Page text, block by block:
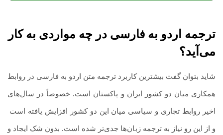
ترجمه اردو به فارسی در چه مواردی به کار
می‌آید؟
شاید بتوان گفت بیشترین کاربرد ترجمه متن اردو به فارسی در روابط
همکاری میان دو کشور ایران و پاکستان است. خصوصاً در سال‌های
اخیر روابط تجاری و سیاسی میان این دو کشور افزایش یافته است
و از این رو نیاز به ترجمه زبان‌ها جدی‌تر شده است. بدون شک ایجاد و